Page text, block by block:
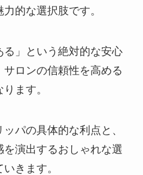
的な選択肢です。
」という絶対的な安心
ロンの信頼性を高める
ます。
パの具体的な利点と、
演出するおしゃれな選
きます。